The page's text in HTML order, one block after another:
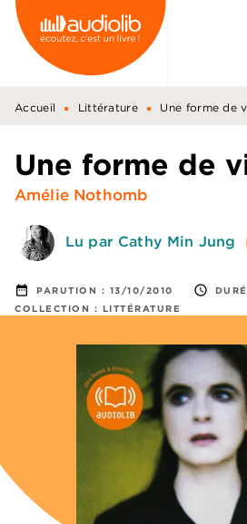
MENU RECHERCHE
PIED DE PAGE
Accueil • Littérature • Une forme de
Une forme de
Amélie Nothomb
Lu par Cathy Min Jung
date_range PARUTION : 13/10/2010 access_time
COLLECTION : LITTÉRATURE